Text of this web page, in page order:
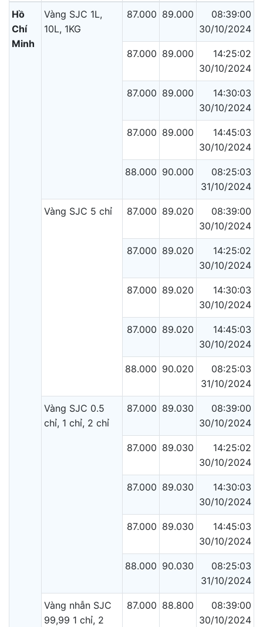
Hồ
Chí
Minh
Vàng SJC 1L,
10L, 1KG
87.000 89.000
08:39:00
30/10/2024
87.000 89.000
14:25:02
30/10/2024
87.000 89.000
14:30:03
30/10/2024
87.000 89.000
14:45:03
30/10/2024
88.000 90.000
08:25:03
31/10/2024
Vàng SJC 5 chỉ 87.000 89.020
08:39:00
30/10/2024
87.000 89.020
14:25:02
30/10/2024
87.000 89.020
14:30:03
30/10/2024
87.000 89.020
14:45:03
30/10/2024
88.000 90.020
08:25:03
31/10/2024
Vàng SJC 0.5
chỉ, 1 chỉ, 2 chỉ
87.000 89.030
08:39:00
30/10/2024
87.000 89.030
14:25:02
30/10/2024
87.000 89.030
14:30:03
30/10/2024
87.000 89.030
14:45:03
30/10/2024
88.000 90.030
08:25:03
31/10/2024
Vàng nhẫn SJC
99,99 1 chỉ, 2
87.000 88.800
08:39:00
30/10/2024